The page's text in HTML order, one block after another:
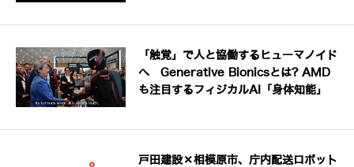
「触覚」で人と協働するヒューマノイド
へ Generative Bionicsとは? AMD
も注目するフィジカルAI「身体知能」
戸田建設×相模原市、庁内配送ロボット